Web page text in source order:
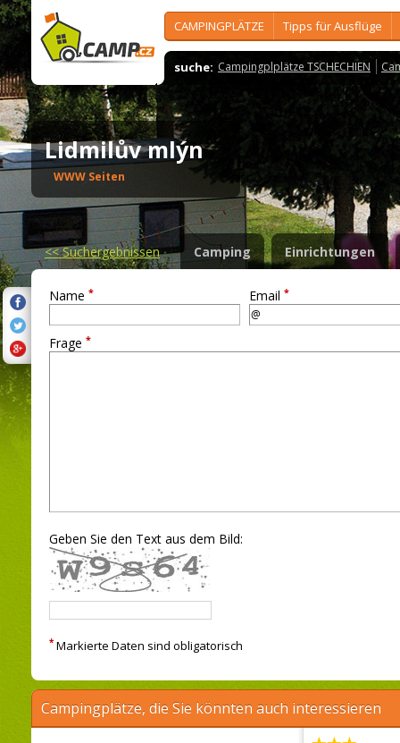
CAMPINGPLÄTZE Tipps für Ausflüge
suche: Campingplplätze TSCHECHIEN
Lidmilův mlýn
WWW Seiten
<<Suchergebnissen Camping Einrichtungen
Name * Email *
Frage *
Geben Sie den Text aus dem Bild:
* Markierte Daten sind obligatorisch
Campingplätze, die Sie könnten auch interessieren